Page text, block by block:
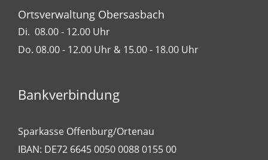
Ortsverwaltung Obersasbach
Di. 08.00 - 12.00 Uhr
Do. 08.00 - 12.00 Uhr & 15.00 - 18.00 Uhr
Bankverbindung
Sparkasse Offenburg/Ortenau
IBAN: DE72 6645 0050 0088 0155 00